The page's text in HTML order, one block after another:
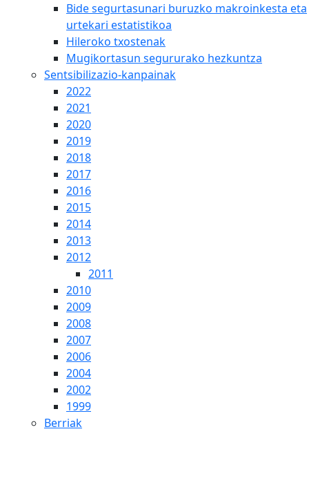
Bide segurtasunari buruzko makroinkesta eta
urtekari estatistikoa
Hileroko txostenak
Mugikortasun segururako hezkuntza
Sentsibilizazio-kanpainak
2022
2021
2020
2019
2018
2017
2016
2015
2014
2013
2012
2011
2010
2009
2008
2007
2006
2004
2002
1999
Berriak